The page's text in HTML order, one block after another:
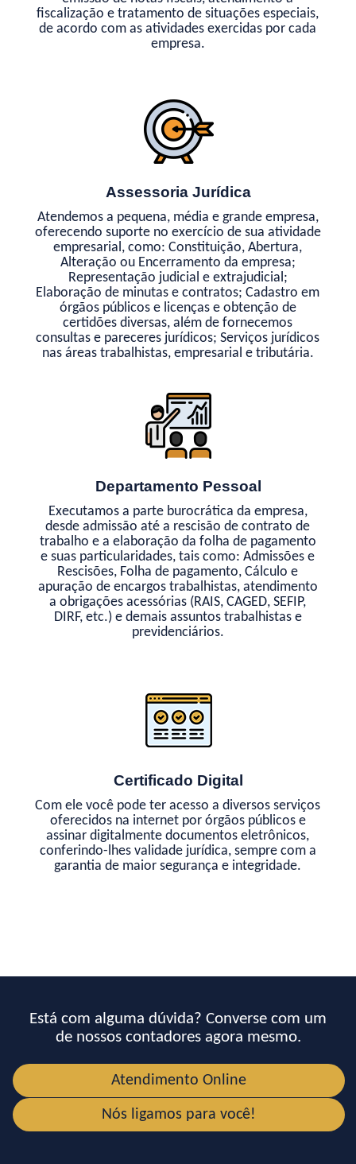
fiscalização e tratamento de situações especiais,
de acordo com as atividades exercidas por cada
empresa.
Assessoria Jurídica
Atendemos a pequena, média e grande empresa,
oferecendo suporte no exercício de sua atividade
empresarial, como: Constituição, Abertura,
Alteração ou Encerramento da empresa;
Representação judicial e extrajudicial;
Elaboração de minutas e contratos; Cadastro em
órgãos públicos e licenças e obtenção de
certidões diversas, além de fornecemos
consultas e pareceres jurídicos; Serviços jurídicos
nas áreas trabalhistas, empresarial e tributária.
Departamento Pessoal
Executamos a parte burocrática da empresa,
desde admissão até a rescisão de contrato de
trabalho e a elaboração da folha de pagamento
e suas particularidades, tais como: Admissões e
Rescisões, Folha de pagamento, Cálculo e
apuração de encargos trabalhistas, atendimento
a obrigações acessórias (RAIS, CAGED, SEFIP,
DIRF, etc.) e demais assuntos trabalhistas e
previdenciários.
Certificado Digital
Com ele você pode ter acesso a diversos serviços
oferecidos na internet por órgãos públicos e
assinar digitalmente documentos eletrônicos,
conferindo-lhes validade jurídica, sempre com a
garantia de maior segurança e integridade.
Está com alguma dúvida? Converse com um
de nossos contadores agora mesmo.
Atendimento Online
Nós ligamos para você!